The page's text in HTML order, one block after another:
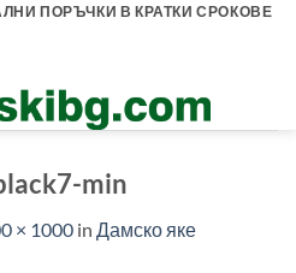
ПОРЪЧКИ В КРАТКИ СРОКОВЕ
min
× 1000 in Дамско яке